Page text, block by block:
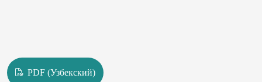
PDF (Узбекский)